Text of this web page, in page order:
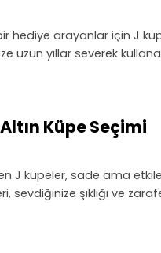
hediye arayanlar için J
uzun yıllar severek
Küpe Seçimi
J küpeler, sade ama
sevdiğinize şıklığı ve